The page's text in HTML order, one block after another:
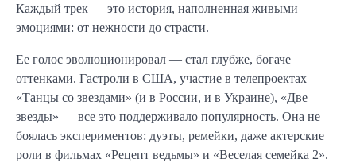
Каждый трек — это история, наполненная живыми
эмоциями: от нежности до страсти.
Ее голос эволюционировал — стал глубже, богаче
оттенками. Гастроли в США, участие в телепроектах
«Танцы со звездами» (и в России, и в Украине), «Две
звезды» — все это поддерживало популярность. Она не
боялась экспериментов: дуэты, ремейки, даже актерские
роли в фильмах «Рецепт ведьмы» и «Веселая семейка 2».